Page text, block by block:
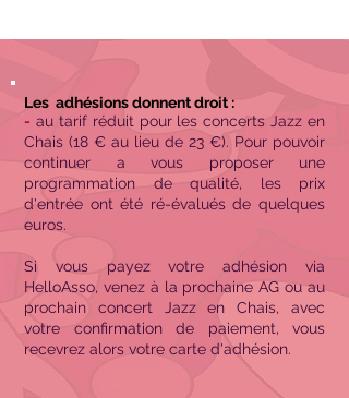
Les adhésions donnent droit :
- au tarif réduit pour les concerts Jazz en
Chais (18 € au lieu de 23 €). Pour pouvoir
continuer a vous proposer une
programmation de qualité, les prix
d'entrée ont été ré-évalués de quelques
euros.
Si vous payez votre adhésion via
HelloAsso, venez à la prochaine AG ou au
prochain concert Jazz en Chais, avec
votre confirmation de paiement, vous
recevrez alors votre carte d'adhésion.